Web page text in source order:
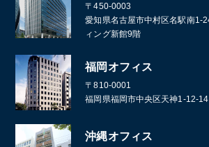
〒450-0003
愛知県名古屋市中村区名駅南1-
ィング新館9階
福岡オフィス
〒810-0001
福岡県福岡市中央区天神1-12-
沖縄オフィス